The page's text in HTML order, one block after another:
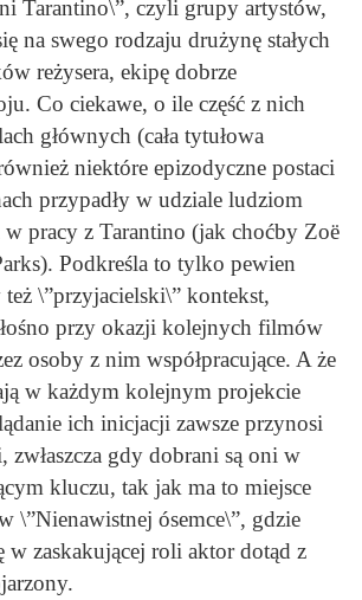
Tarantino\”, czyli grupy artystów,
na swego rodzaju drużynę stałych
reżysera, ekipę dobrze
Co ciekawe, o ile część z nich
głównych (cała tytułowa
niektóre epizodyczne postaci
przypadły w udziale ludziom
pracy z Tarantino (jak choćby Zoë
Podkreśla to tylko pewien
\”przyjacielski\” kontekst,
przy okazji kolejnych filmów
osoby z nim współpracujące. A że
w każdym kolejnym projekcie
ich inicjacji zawsze przynosi
zwłaszcza gdy dobrani są oni w
kluczu, tak jak ma to miejsce
\”Nienawistnej ósemce\”, gdzie
w zaskakującej roli aktor dotąd z